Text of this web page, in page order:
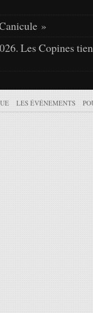
»
Les Copines
LES ÉVÉNEMENTS